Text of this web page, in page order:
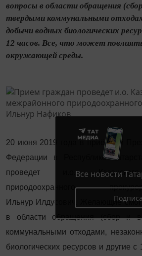
вопросы в области обращения
твердыми коммунальными
добычи водных биологических
12 часов. Все, что может повлиять
окружающей среды.
20 июня 2019 года в приёмной
Федерации в Республике
проведет и.о. Казанского
природоохранного
Ильнур Илдусович. Желающие
в области обращения (сбор и
коммунальными отходами,
биологических ресурсов и другие
Все новости